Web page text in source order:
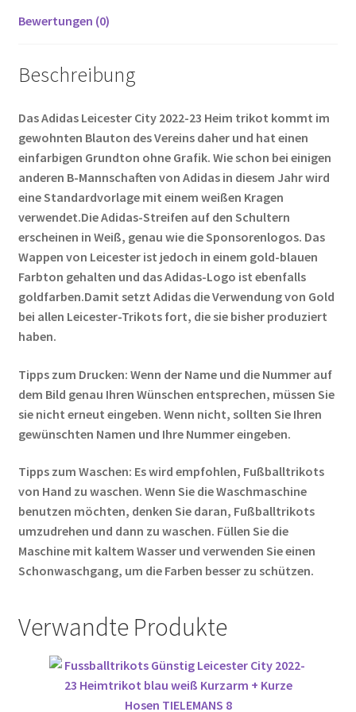
Bewertungen (0)
Beschreibung
Das Adidas Leicester City 2022-23 Heim trikot kommt im
gewohnten Blauton des Vereins daher und hat einen
einfarbigen Grundton ohne Grafik. Wie schon bei einigen
anderen B-Mannschaften von Adidas in diesem Jahr wird
eine Standardvorlage mit einem weißen Kragen
verwendet.Die Adidas-Streifen auf den Schultern
erscheinen in Weiß, genau wie die Sponsorenlogos. Das
Wappen von Leicester ist jedoch in einem gold-blauen
Farbton gehalten und das Adidas-Logo ist ebenfalls
goldfarben.Damit setzt Adidas die Verwendung von Gold
bei allen Leicester-Trikots fort, die sie bisher produziert
haben.
Tipps zum Drucken: Wenn der Name und die Nummer auf
dem Bild genau Ihren Wünschen entsprechen, müssen Sie
sie nicht erneut eingeben. Wenn nicht, sollten Sie Ihren
gewünschten Namen und Ihre Nummer eingeben.
Tipps zum Waschen: Es wird empfohlen, Fußballtrikots
von Hand zu waschen. Wenn Sie die Waschmaschine
benutzen möchten, denken Sie daran, Fußballtrikots
umzudrehen und dann zu waschen. Füllen Sie die
Maschine mit kaltem Wasser und verwenden Sie einen
Schonwaschgang, um die Farben besser zu schützen.
Verwandte Produkte